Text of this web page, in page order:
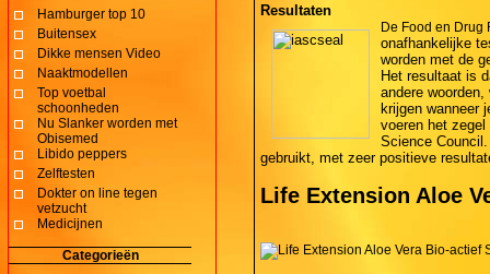
Hamburger top 10
Buitensex
Dikke mensen Video
Naaktmodellen
Top voetbal
schoonheden
Nu Slanker worden met
Obisemed
Libido peppers
Zelftesten
Dokter on line tegen
vetzucht
Medicijnen
Categorieën
Resultaten
De Food en Drug
onafhankelijke
worden met de
Het resultaat is
andere
krijgen wanneer
voeren het
Science
gebruikt, met zeer positieve
Life Extension Aloe